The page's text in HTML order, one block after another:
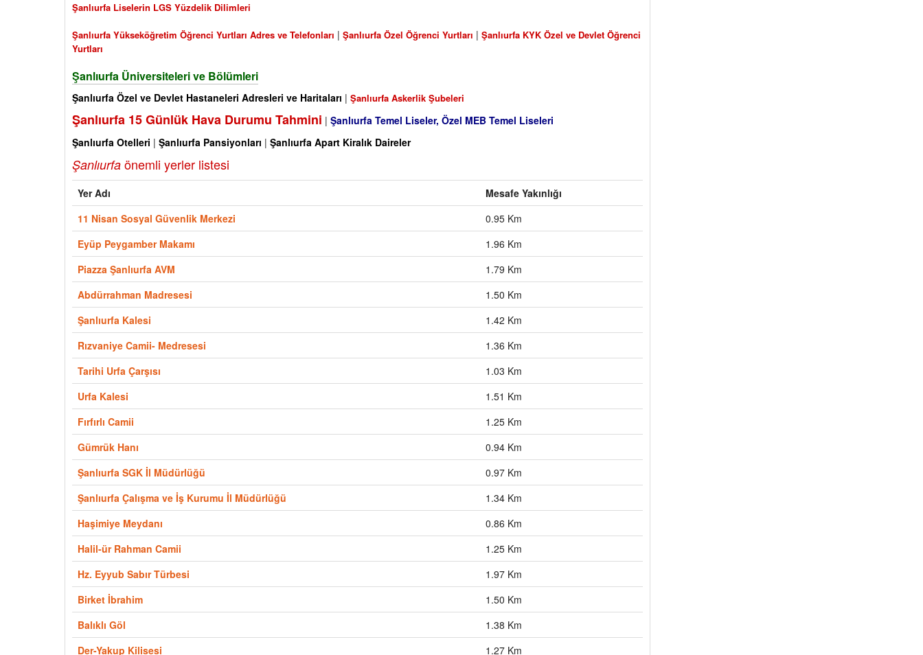
Şanlıurfa Liselerin LGS Yüzdelik Dilimleri
Şanlıurfa Yükseköğretim Öğrenci Yurtları Adres ve Telefonları | Şanlıurfa Özel Öğrenci Yurtları | Şanlıurfa KYK Özel ve Devlet Öğrenci
Yurtları
Şanlıurfa Üniversiteleri ve Bölümleri
Şanlıurfa Özel ve Devlet Hastaneleri Adresleri ve Haritaları | Şanlıurfa Askerlik Şubeleri
Şanlıurfa 15 Günlük Hava Durumu Tahmini | Şanlıurfa Temel Liseler, Özel MEB Temel Liseleri
Şanlıurfa Otelleri | Şanlıurfa Pansiyonları | Şanlıurfa Apart Kiralık Daireler
Şanlıurfa önemli yerler listesi
Yer Adı
Mesafe Yakınlığı
11 Nisan Sosyal Güvenlik Merkezi
0.95 Km
Eyüp Peygamber Makamı
1.96 Km
Piazza Şanlıurfa AVM
1.79 Km
Abdürrahman Madresesi
1.50 Km
Şanlıurfa Kalesi
1.42 Km
Rızvaniye Camii- Medresesi
1.36 Km
Tarihi Urfa Çarşısı
1.03 Km
Urfa Kalesi
1.51 Km
Fırfırlı Camii
1.25 Km
Gümrük Hanı
0.94 Km
Şanlıurfa SGK İl Müdürlüğü
0.97 Km
Şanlıurfa Çalışma ve İş Kurumu İl Müdürlüğü
1.34 Km
Haşimiye Meydanı
0.86 Km
Halil-ür Rahman Camii
1.25 Km
Hz. Eyyub Sabır Türbesi
1.97 Km
Birket İbrahim
1.50 Km
Balıklı Göl
1.38 Km
Der-Yakup Kilisesi
1.27 Km